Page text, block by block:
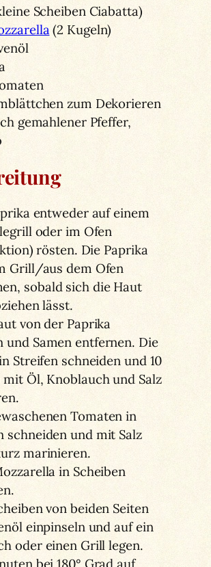
Scheiben Ciabatta)
(2 Kugeln)
zum Dekorieren
gemahlener Pfeffer,
entweder auf einem
oder im Ofen
rösten. Die Paprika
Grill/aus dem Ofen
sobald sich die Haut
lässt.
von der Paprika
und Samen entfernen. Die
Streifen schneiden und 10
Öl, Knoblauch und Salz
Tomaten in
schneiden und mit Salz
marinieren.
in Scheiben
von beiden Seiten
einpinseln und auf ein
oder einen Grill legen.
bei 180° Grad auf